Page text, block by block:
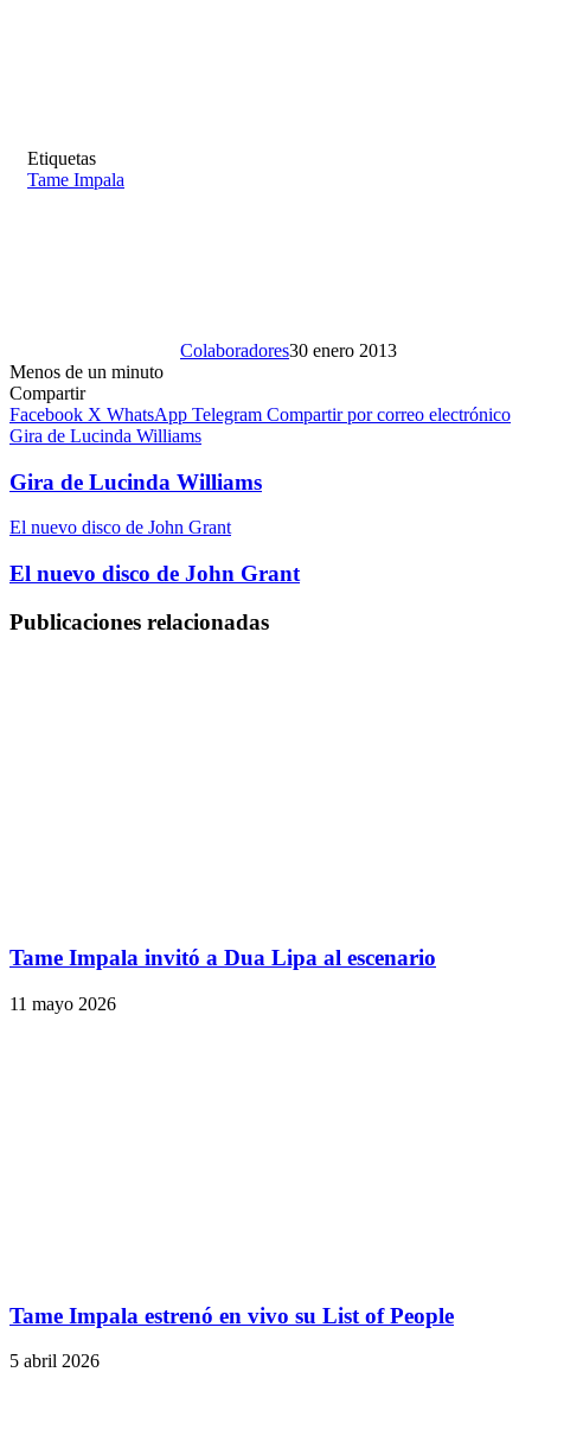
Etiquetas
Tame Impala
Colaboradores30 enero 2013
Menos de un minuto
Compartir
Facebook X WhatsApp Telegram Compartir por correo electrónico
Gira de Lucinda Williams
Gira de Lucinda Williams
El nuevo disco de John Grant
El nuevo disco de John Grant
Publicaciones relacionadas
Tame Impala invitó a Dua Lipa al escenario
11 mayo 2026
Tame Impala estrenó en vivo su List of People
5 abril 2026